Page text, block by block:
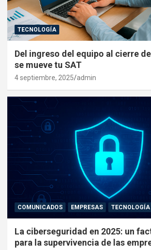
TECNOLOGÍA
Del ingreso del equipo al cierre
se mueve tu SAT
4 septiembre, 2025 admin
COMUNICADOS EMPRESAS TECNOLOGÍA
La ciberseguridad en 2025: un
para la supervivencia de las